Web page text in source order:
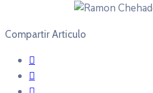
Compartir Articulo